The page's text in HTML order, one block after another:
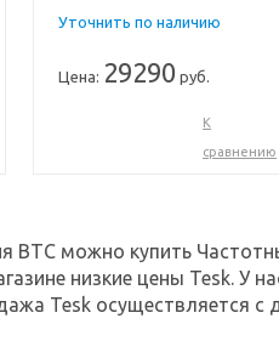
Уточнить по наличию
Цена: 29290 руб.
К
сравнению
ВТС можно купить
низкие цены Tesk. У
Tesk осуществляется с